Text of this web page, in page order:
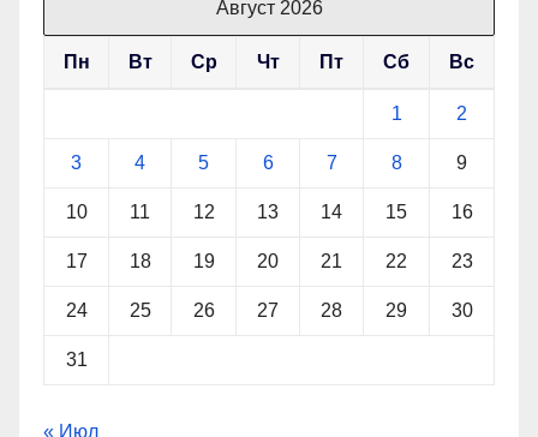
Август 2026
Пн Вт Ср Чт Пт Сб Вс
1 2
3 4 5 6 7 8 9
10 11 12 13 14 15 16
17 18 19 20 21 22 23
24 25 26 27 28 29 30
31
« Июл